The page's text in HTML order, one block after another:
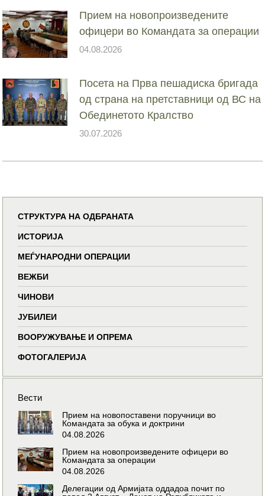
Прием на новопроизведените
офицери во Командата за операции
04.08.2026
Посета на Прва пешадиска бригада
од страна на претставници од ВС на
Обединетото Кралство
30.07.2026
СТРУКТУРА НА ОДБРАНАТА
ИСТОРИЈА
МЕЃУНАРОДНИ ОПЕРАЦИИ
ВЕЖБИ
ЧИНОВИ
ЈУБИЛЕИ
ВООРУЖУВАЊЕ И ОПРЕМА
ФОТОГАЛЕРИЈА
Вести
Прием на новопоставени поручници во
Командата за обука и доктрини
04.08.2026
Прием на новопроизведените офицери во
Командата за операции
04.08.2026
Делегации од Армијата оддадоа почит по